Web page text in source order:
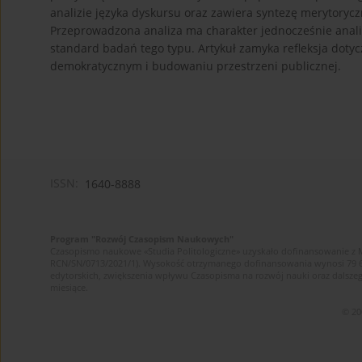
analizie języka dyskursu oraz zawiera syntezę
Przeprowadzona analiza ma charakter jednocześnie
standard badań tego typu. Artykuł zamyka refleksja
demokratycznym i budowaniu przestrzeni publicznej.
1640-8888